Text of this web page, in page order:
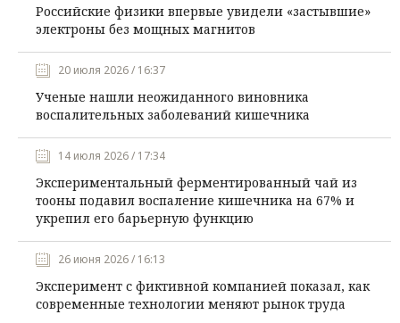
Российские физики впервые увидели «застывшие»
электроны без мощных магнитов
20 июля 2026 / 16:37
Ученые нашли неожиданного виновника
воспалительных заболеваний кишечника
14 июля 2026 / 17:34
Экспериментальный ферментированный чай из
тооны подавил воспаление кишечника на 67% и
укрепил его барьерную функцию
26 июня 2026 / 16:13
Эксперимент с фиктивной компанией показал, как
современные технологии меняют рынок труда